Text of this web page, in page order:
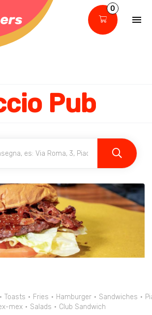
0
Pub
Toasts Fries Hamburger Sandwiches
mex Salads Club Sandwich